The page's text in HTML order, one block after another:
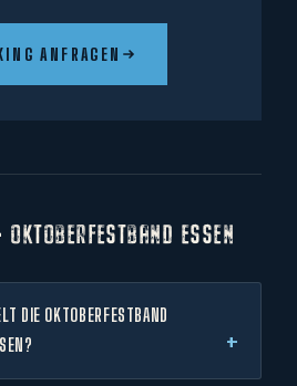
ANFRAGEN
ESSEN
DIE OKTOBERFESTBAND